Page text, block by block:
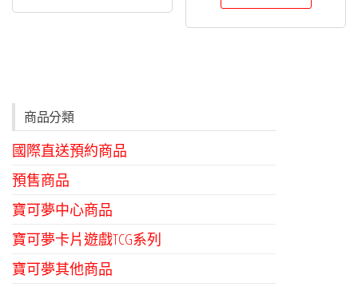
商品分類
國際直送預約商品
預售商品
寶可夢中心商品
寶可夢卡片遊戲TCG系列
寶可夢其他商品